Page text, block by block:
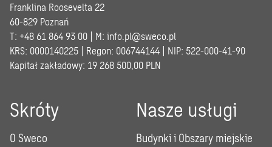
Franklina Roosevelta 22
60-829 Poznań
T: +48 61 864 93 00 | M: info.pl@sweco.pl
KRS: 0000140225 | Regon: 006744144 | NIP: 522-000-41-90
Kapitał zakładowy: 19 268 500,00 PLN
Skróty
O Sweco
Nasze usługi
Budynki i Obszary miejskie